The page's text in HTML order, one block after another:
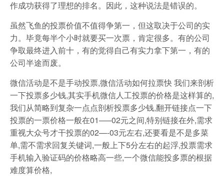
作成功获得了理想的排名。因此，这种说法是错误的。
虽然飞鱼的投票价值不值得争第一，但这取决于公司的实
力。毕竟每半个小时就要买一次票，肯定很多。有的公司
争取最终进入前十，有的觉得自己有实力拿下第一，有的
公司半途而废。
微信活动是不是手动投票,微信活动如何拉票快 我们来剖析
一下投票多少钱,其实手机微信人工投票的价格是这样算的,
我们从简略到复杂一点点剖析投票多少钱,翻开链接点一下
投票的一票价格一般在01—–02元之间,特别链接在外,需求
重视大众号才干投票的02—-03元左右,还要看是不是多菜
单,需不需求回复关键词,一般上下5分左右的起浮,投票需求
手机输入验证码的价格略高一些,一个微信能投多票的根据
难度算价格,